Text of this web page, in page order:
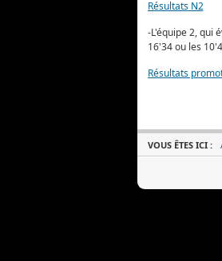
Résultats N2
-L'équipe 2, qui
16'34 ou les
Résultats
VOUS ÊTES ICI :